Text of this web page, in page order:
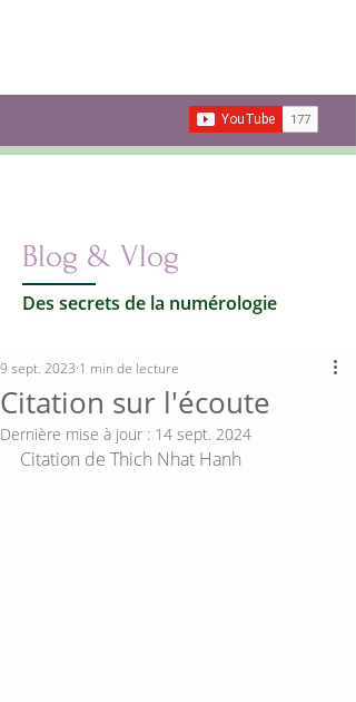
Citation sur l'écoute
9 sept. 2023 1 min de lecture
Dernière mise à jour : 14 sept. 2024
Citation de Thich Nhat Hanh
Blog & Vlog
Des secrets de la numérologie